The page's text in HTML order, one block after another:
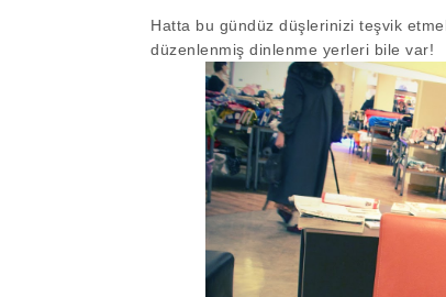
Hatta bu gündüz düşlerinizi teşvik
düzenlenmiş dinlenme yerleri bile var!